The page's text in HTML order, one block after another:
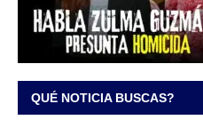
QUÉ NOTICIA BUSCAS?